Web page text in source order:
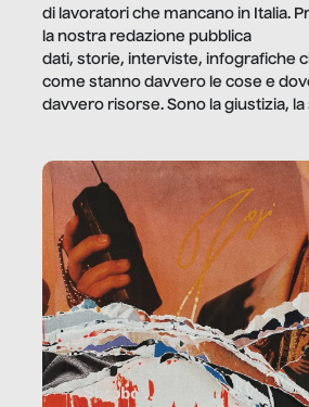
di lavoratori che mancano in Italia.
la nostra redazione pubblica
dati, storie, interviste, infografiche
come stanno davvero le cose e
davvero risorse. Sono la giustizia, la